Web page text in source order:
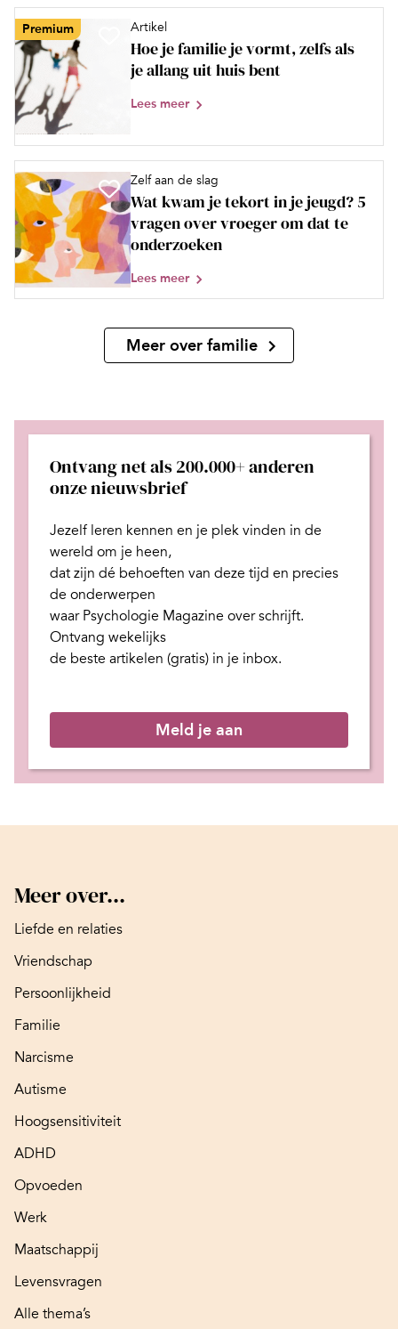
Premium Artikel
Hoe je familie je vormt, zelfs als
je allang uit huis bent
Lees meer
Zelf aan de slag
Wat kwam je tekort in je jeugd? 5
vragen over vroeger om dat te
onderzoeken
Lees meer
Meer over familie
Ontvang net als 200.000+ anderen
onze nieuwsbrief
Jezelf leren kennen en je plek vinden in de
wereld om je heen,
dat zijn dé behoeften van deze tijd en precies
de onderwerpen
waar Psychologie Magazine over schrijft.
Ontvang wekelijks
de beste artikelen (gratis) in je inbox.
Meld je aan
Meer over...
Liefde en relaties
Vriendschap
Persoonlijkheid
Familie
Narcisme
Autisme
Hoogsensitiviteit
ADHD
Opvoeden
Werk
Maatschappij
Levensvragen
Alle thema’s